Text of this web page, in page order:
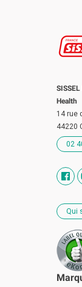
Health
14 rue
44220
02
Qui